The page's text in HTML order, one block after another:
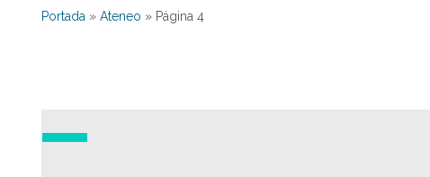
Portada » Ateneo » Página 4